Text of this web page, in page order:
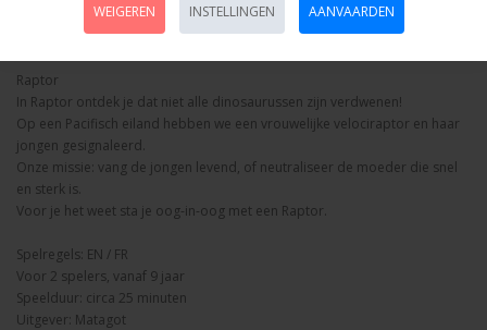
Omschrijving Foto hoge resolutie Media Details
Raptor
In Raptor ontdek je dat niet alle dinosaurussen zijn verdwenen!
Op een Pacifisch eiland hebben we een vrouwelijke velociraptor en haar
jongen gesignaleerd.
Onze missie: vang de jongen levend, of neutraliseer de moeder die snel
en sterk is.
Voor je het weet sta je oog-in-oog met een Raptor.
Spelregels: EN / FR
Voor 2 spelers, vanaf 9 jaar
Speelduur: circa 25 minuten
Uitgever: Matagot
WEIGEREN INSTELLINGEN AANVAARDEN